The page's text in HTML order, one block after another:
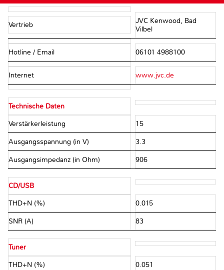
Vertrieb
JVC Kenwood, Bad
Vilbel
Hotline / Email 06101 4988100
Internet www.jvc.de
Technische Daten
Verstärkerleistung 15
Ausgangsspannung (in V) 3.3
Ausgangsimpedanz (in Ohm) 906
CD/USB
THD+N (%) 0.015
SNR (A) 83
Tuner
THD+N (%) 0.051